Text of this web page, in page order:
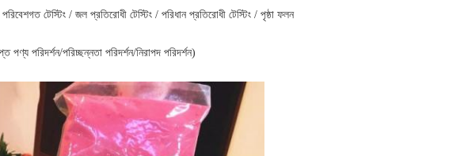
পরিবেশগত টেস্টিং / জল প্রতিরোধী টেস্টিং / পরিধান প্রতিরোধী টেস্টিং / পৃষ্ঠা ফলন
পণ্য পরিদর্শন/পরিচ্ছন্নতা পরিদর্শন/নিরাপদ পরিদর্শন)